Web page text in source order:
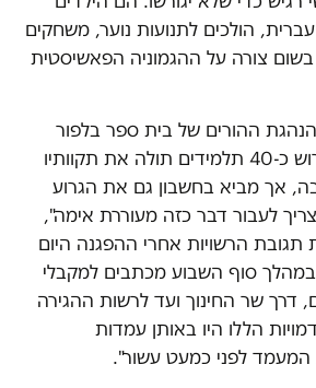
הולכים לתנועות נוער, משחקים
בשום צורה על ההגמוניה הפאשיסטית
ההורים של בית ספר בלפור
שממנו מועמדים לגירוש כ-40 תלמידים תולה את תקוותיו
אך מביא בחשבון גם את הגרוע
לעבור דבר כזה מעוררת אימה",
הרשויות אחרי ההפגנה היום
סוף השבוע מכתבים למקבלי
דרך שר החינוך ועד לרשות ההגירה
הללו היו באותן עמדות
לפני כמעט עשור".